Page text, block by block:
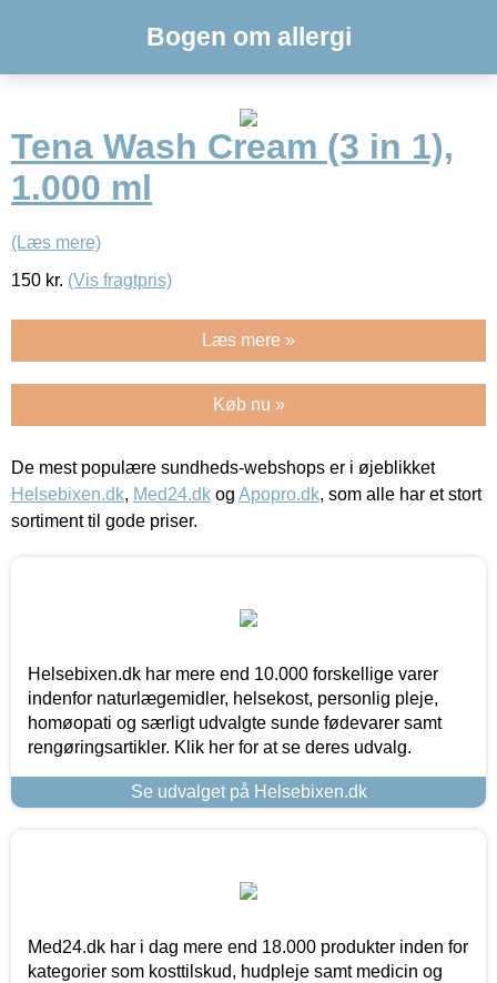
Bogen om allergi
Tena Wash Cream (3 in 1),
1.000 ml
(Læs mere)
150 kr. (Vis fragtpris)
Læs mere »
Køb nu »
De mest populære sundheds-webshops er i øjeblikket
Helsebixen.dk, Med24.dk og Apopro.dk, som alle har et stort
sortiment til gode priser.
Helsebixen.dk har mere end 10.000 forskellige varer
indenfor naturlægemidler, helsekost, personlig pleje,
homøopati og særligt udvalgte sunde fødevarer samt
rengøringsartikler. Klik her for at se deres udvalg.
Se udvalget på Helsebixen.dk
Med24.dk har i dag mere end 18.000 produkter inden for
kategorier som kosttilskud, hudpleje samt medicin og